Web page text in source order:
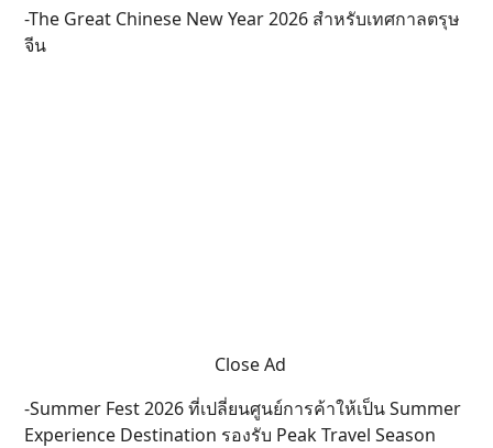
-The Great Chinese New Year 2026 สำหรับเทศกาลตรุษ
จีน
Close Ad
-Summer Fest 2026 ที่เปลี่ยนศูนย์การค้าให้เป็น Summer
Experience Destination รองรับ Peak Travel Season